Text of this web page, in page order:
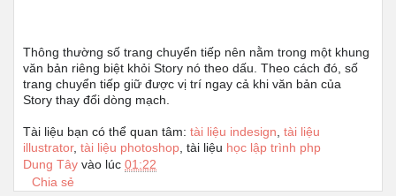
Thông thường số trang chuyển tiếp nên nằm trong một khung
văn bản riêng biệt khỏi Story nó theo dấu. Theo cách đó, số
trang chuyển tiếp giữ được vị trí ngay cả khi văn bản của
Story thay đổi dòng mạch.
Tài liệu bạn có thể quan tâm: tài liệu indesign tài liệu
illustrator, tài liệu photoshop , tài liệu học lập trình php
Dung Tây vào lúc 01:22
Chia sẻ